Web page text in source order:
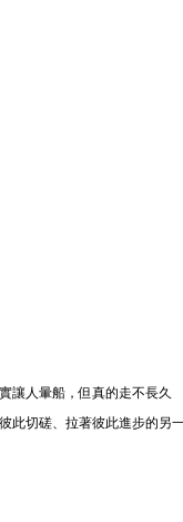
讓人暈船，但真的走不長久
此切磋、拉著彼此進步的另